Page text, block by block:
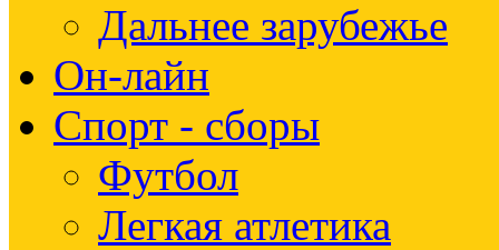
Дальнее зарубежье
Он-лайн
Спорт - сборы
Футбол
Легкая атлетика